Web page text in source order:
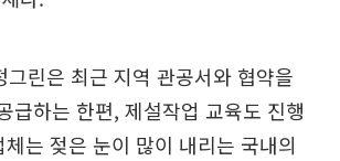
그린은 최근 지역 관공서와 협약을
급하는 한편, 제설작업 교육도 진행
는 젖은 눈이 많이 내리는 국내의